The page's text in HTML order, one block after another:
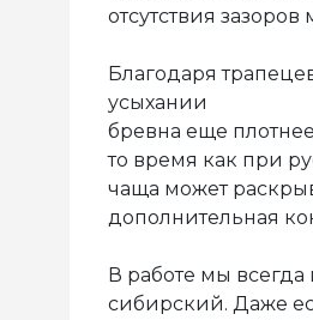
отсутствия
Благодаря
усыхании
бревна еще
то время как при
чаща может
дополнительная
В работе мы
сибирский. Даже